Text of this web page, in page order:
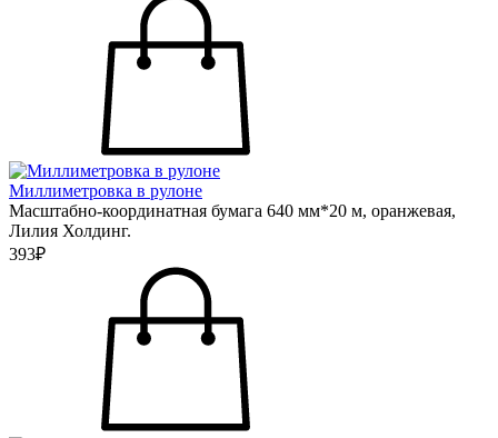
Миллиметровка в рулоне
Масштабно-координатная бумага 640 мм*20 м, оранжевая,
Лилия Холдинг.
393₽